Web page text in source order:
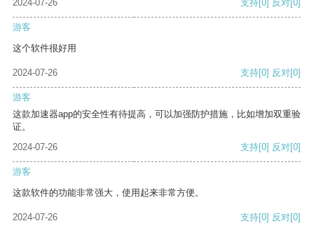
2024-07-26
支持[0] 反对[0]
游客
这个软件很好用
2024-07-26 支持[0] 反对[0]
游客
这款加速器app的安全性有待提高，可以加强防护措施，比如增加双重验
证。
2024-07-26
支持[0] 反对[0]
游客
这款软件的功能非常强大，使用起来非常方便。
2024-07-26 支持[0] 反对[0]